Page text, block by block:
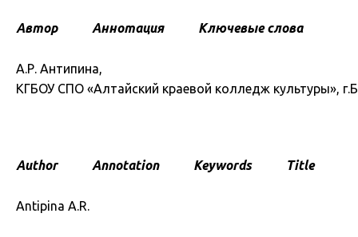
Автор Аннотация Ключевые слова
А.Р. Антипина,
КГБОУ СПО «Алтайский краевой колледж культуры»,
Author Annotation Keywords Title
Antipina A.R.